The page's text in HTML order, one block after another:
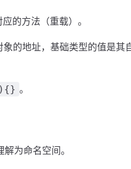
的方法（重载）。
的地址，基础类型的值是其
。
为命名空间。